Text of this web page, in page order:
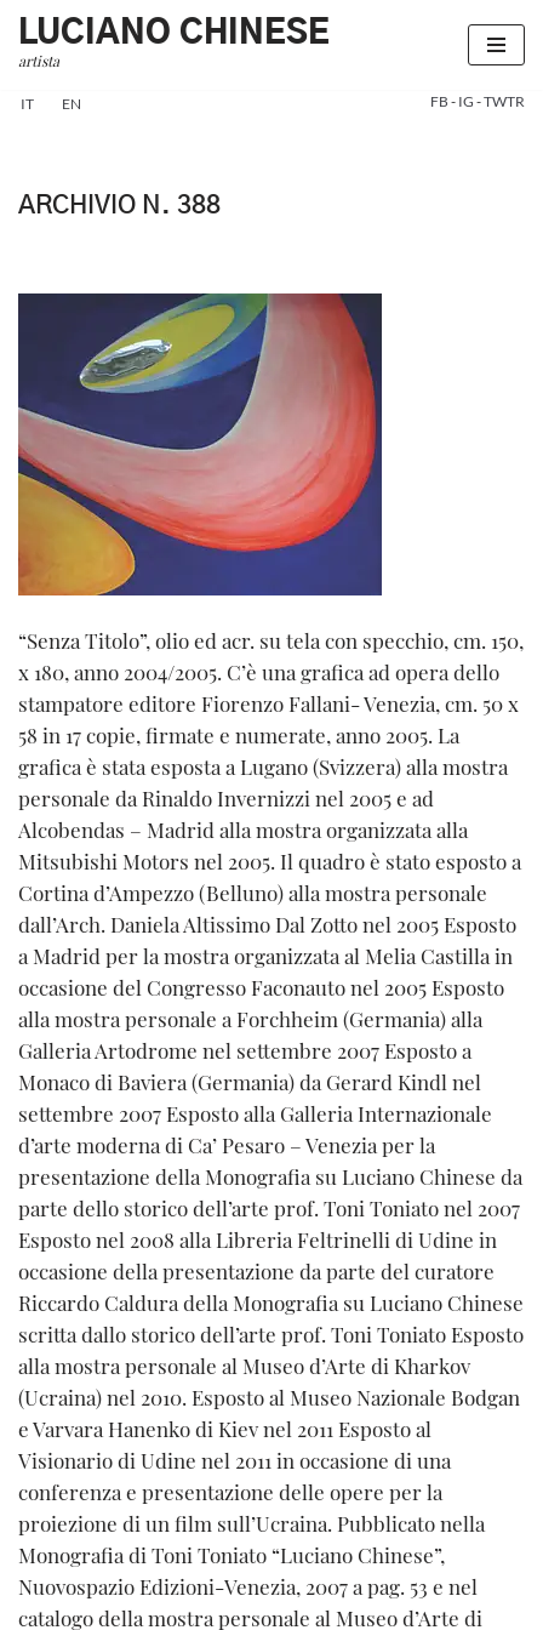
Vai
al
LUCIANO CHINESE
artista
IT EN FB - IG -TWTR
ARCHIVIO N. 388
“Senza Titolo”, olio ed acr. su tela con specchio, cm. 150,
x 180, anno 2004/2005. C’è una grafica ad opera dello
stampatore editore Fiorenzo Fallani- Venezia, cm. 50 x
58 in 17 copie, firmate e numerate, anno 2005. La
grafica è stata esposta a Lugano (Svizzera) alla mostra
personale da Rinaldo Invernizzi nel 2005 e ad
Alcobendas – Madrid alla mostra organizzata alla
Mitsubishi Motors nel 2005. Il quadro è stato esposto a
Cortina d’Ampezzo (Belluno) alla mostra personale
dall’Arch. Daniela Altissimo Dal Zotto nel 2005 Esposto
a Madrid per la mostra organizzata al Melia Castilla in
occasione del Congresso Faconauto nel 2005 Esposto
alla mostra personale a Forchheim (Germania) alla
Galleria Artodrome nel settembre 2007 Esposto a
Monaco di Baviera (Germania) da Gerard Kindl nel
settembre 2007 Esposto alla Galleria Internazionale
d’arte moderna di Ca’ Pesaro – Venezia per la
presentazione della Monografia su Luciano Chinese da
parte dello storico dell’arte prof. Toni Toniato nel 2007
Esposto nel 2008 alla Libreria Feltrinelli di Udine in
occasione della presentazione da parte del curatore
Riccardo Caldura della Monografia su Luciano Chinese
scritta dallo storico dell’arte prof. Toni Toniato Esposto
alla mostra personale al Museo d’Arte di Kharkov
(Ucraina) nel 2010. Esposto al Museo Nazionale Bodgan
e Varvara Hanenko di Kiev nel 2011 Esposto al
Visionario di Udine nel 2011 in occasione di una
conferenza e presentazione delle opere per la
proiezione di un film sull’Ucraina. Pubblicato nella
Monografia di Toni Toniato “Luciano Chinese”,
Nuovospazio Edizioni-Venezia, 2007 a pag. 53 e nel
catalogo della mostra personale al Museo d’Arte di